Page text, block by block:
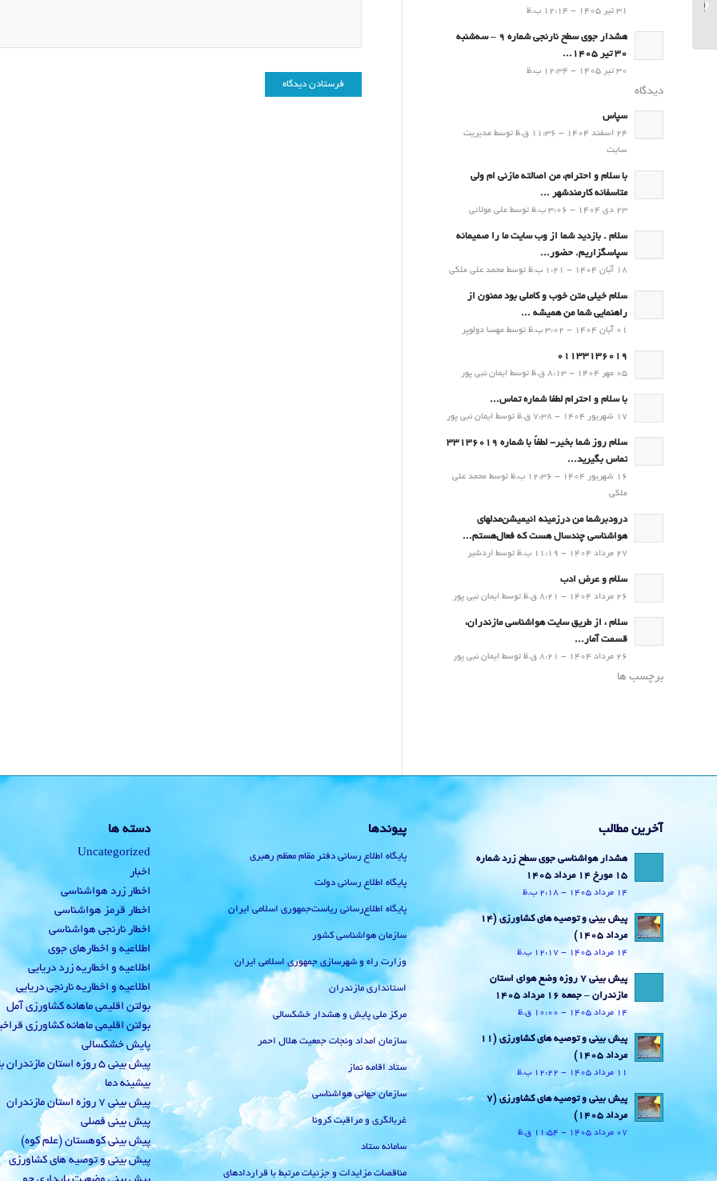
31 تیر 1405 - 12:14 ب.ظ
هشدار جوی سطح نارنجی شماره 9 – سه‌شنبه
30 تیر 1405...
30 تیر 1405 - 12:34 ب.ظ
دیدگاه
سپاس
24 اسفند 1404 - 11:36 ق.ظ توسط مدیریت
سایت
با سلام و احترام، من اصالته مازنی ام ولی
متاسفانه کارمندشهر ...
23 دی 1404 - 3:06 ب.ظ توسط علی مولائی
سلام . بازدید شما از وب سایت ما را صمیمانه
سپاسگزاریم. حضور...
18 آبان 1404 - 1:21 ب.ظ توسط محمد علی ملکی
سلام خیلی متن خوب و کاملی بود ممنون از
راهنمایی شما من همیشه ...
01 آبان 1404 - 3:02 ب.ظ توسط مهسا دولوپر
01133136019
05 مهر 1404 - 8:13 ق.ظ توسط ایمان نبی پور
با سلام و احترام لطفا شماره تماس...
17 شهریور 1404 - 7:38 ق.ظ توسط ایمان نبی پور
سلام روز شما بخیر- لطفاً با شماره 33136019
تماس بگیرید...
16 شهریور 1404 - 12:36 ب.ظ توسط محمد علی
ملکی
درودبرشما من درزمینه انیمیشن‌مدلهای
هواشناسی چندسال هست که فعال‌هستم...
27 مرداد 1404 - 11:19 ب.ظ توسط اردشیر
سلام و عرض ادب
26 مرداد 1404 - 8:21 ق.ظ توسط ایمان نبی پور
سلام ، از طریق سایت هواشناسی مازندران،
قسمت آمار...
26 مرداد 1404 - 8:21 ق.ظ توسط ایمان نبی پور
برچسب ها
آخرین مطالب
هشدار هواشناسی جوی سطح زرد شماره
15 مورخ 14 مرداد 1405
14 مرداد 1405 - 2:18 ب.ظ
پیش بینی و توصیه های کشاورزی (14
مرداد ۱۴۰۵)
14 مرداد 1405 - 12:17 ب.ظ
پیش بینی 7 روزه وضع هوای استان
مازندران – جمعه 16 مرداد 1405
14 مرداد 1405 - 10:00 ق.ظ
پیش بینی و توصیه های کشاورزی (11
مرداد ۱۴۰۵)
11 مرداد 1405 - 12:22 ب.ظ
پیش بینی و توصیه های کشاورزی (7
مرداد ۱۴۰۵)
07 مرداد 1405 - 11:54 ق.ظ
پیوندها
پایگاه اطلاع رسانی دفتر مقام معظم رهبری
پایگاه اطلاع رسانی دولت
پایگاه اطلاع‌رسانی ریاست‌جمهوری اسلامی ایران
سازمان هواشناسی کشور
وزارت راه و شهرسازی جمهوری اسلامی ایران
استانداری مازندران
مرکز ملی پایش و هشدار خشکسالی
سازمان امداد ونجات جمعیت هلال احمر
ستاد اقامه نماز
سازمان جهانی هواشناسی
غربالگری و مراقبت کرونا
سامانه ستاد
مناقصات مزایدات و جزئیات مرتبط با قراردادهای
دسته ها
Uncategorized
اخبار
اخطار زرد هواشناسی
اخطار قرمز هواشناسی
اخطار نارنجی هواشناسی
اطلاعیه و اخطارهای جوی
اطلاعیه و اخطاریه زرد دریایی
اطلاعیه و اخطاریه نارنجی دریایی
بولتن اقلیمی ماهانه کشاورزی آمل
بولتن اقلیمی ماهانه کشاورزی
پایش خشکسالی
پیش بینی 5 روزه استان
بیشینه دما
پیش بینی 7 روزه استان مازندران
پیش بینی فصلی
پیش بینی کوهستان (علم کوه)
پیش بینی و توصیه های کشاورزی